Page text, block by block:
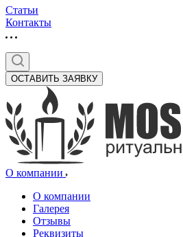
Статьи
Контакты
ОСТАВИТЬ ЗАЯВКУ
О компании
О компании
Галерея
Отзывы
Реквизиты